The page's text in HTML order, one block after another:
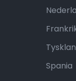
Spania